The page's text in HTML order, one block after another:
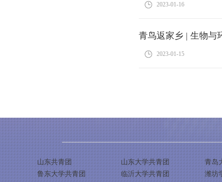
2023-01-16
青鸟返家乡 | 生物与
2023-01-15
山东共青团 山东大学共青团
青岛
鲁东大学共青团
临沂大学共青团
潍坊